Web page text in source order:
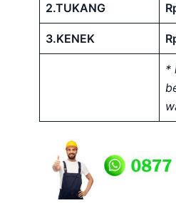
2.TUKANG
3.KENEK
*